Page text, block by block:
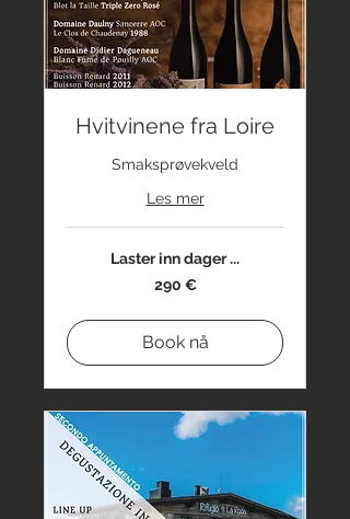
Hvitvinene fra Loire
Smaksprøvekveld
Les mer
Laster inn dager ...
290 €
Book nå